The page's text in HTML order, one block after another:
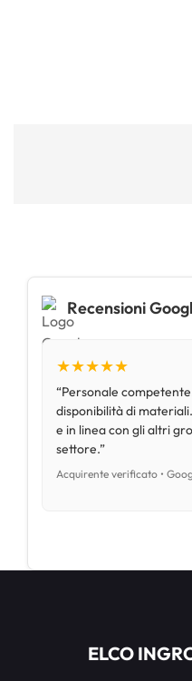
Recensioni
★★★★★
“Personale
disponibilità di
e in linea con gli altri
settore.”
Acquirente verificato •
ELCO